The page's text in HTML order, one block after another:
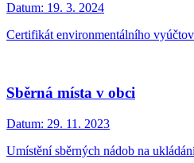
Datum: 19. 3. 2024
Certifikát environmentálního
Sběrná místa v obci
Datum: 29. 11. 2023
Umístění sběrných nádob na